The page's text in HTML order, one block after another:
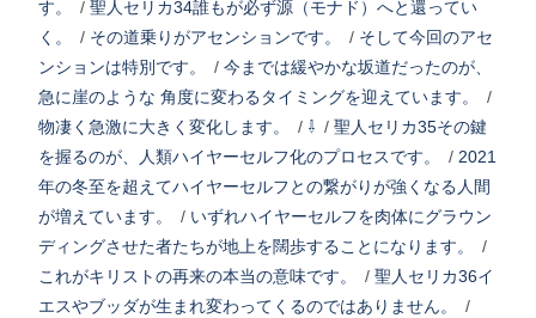
す。
/ 聖人セリカ34誰もが必ず源（モナド）へと還ってい
く。
/ その道乗りがアセンションです。 / そして今回のアセ
ンションは特別です。
/ 今までは緩やかな坂道だったのが、
急に崖のような 角度に変わるタイミングを迎えています。
/
物凄く急激に大きく変化します。
/ ⇩ / 聖人セリカ35その鍵
を握るのが、人類ハイヤーセルフ化のプロセスです。
/ 2021
年の冬至を超えてハイヤーセルフとの繋がりが強くなる人間
が増えています。
/ いずれハイヤーセルフを肉体にグラウン
ディングさせた者たちが地上を闊歩することになります。
/
これがキリストの再来の本当の意味です。
/ 聖人セリカ36イ
エスやブッダが生まれ変わってくるのではありません。
/